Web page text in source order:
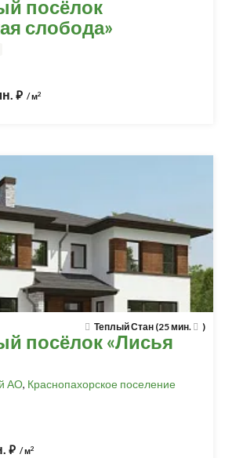
посёлок
слобода»
⃏ / м2
Теплый Стан (25 мин. )
посёлок «Лисья
АО, Краснопахорское поселение
⃏ / м2